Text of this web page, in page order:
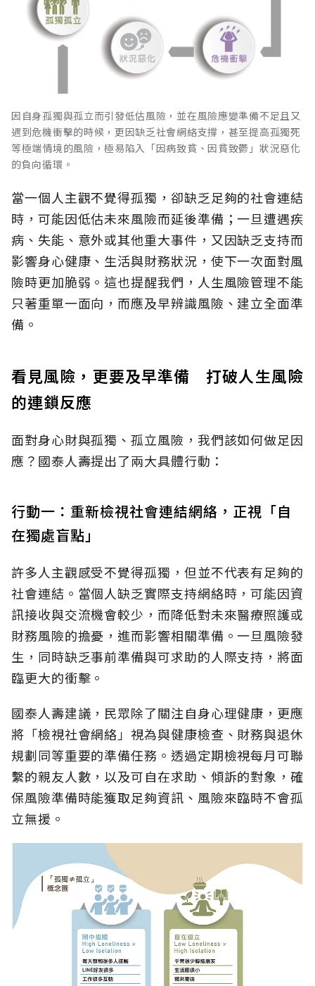
因自身孤獨與孤立而引發低估風險，並在風險應變準備不足且又
遇到危機衝擊的時候，更因缺乏社會網絡支撐，甚至提高孤獨死
等極端情境的風險，極易陷入「因病致貧、因貧致鬱」狀況惡化
的負向循環。
當一個人主觀不覺得孤獨，卻缺乏足夠的社會連結
時，可能因低估未來風險而延後準備；一旦遭遇疾
病、失能、意外或其他重大事件，又因缺乏支持而
影響身心健康、生活與財務狀況，使下一次面對風
險時更加脆弱。這也提醒我們，人生風險管理不能
只著重單一面向，而應及早辨識風險、建立全面準
備。
看見風險，更要及早準備 打破人生風險
的連鎖反應
面對身心財與孤獨、孤立風險，我們該如何做足因
應？國泰人壽提出了兩大具體行動：
行動一：重新檢視社會連結網絡，正視「自
在獨處盲點」
許多人主觀感受不覺得孤獨，但並不代表有足夠的
社會連結。當個人缺乏實際支持網絡時，可能因資
訊接收與交流機會較少，而降低對未來醫療照護或
財務風險的擔憂，進而影響相關準備。一旦風險發
生，同時缺乏事前準備與可求助的人際支持，將面
臨更大的衝擊。
國泰人壽建議，民眾除了關注自身心理健康，更應
將「檢視社會網絡」視為與健康檢查、財務與退休
規劃同等重要的準備任務。透過定期檢視每月可聯
繫的親友人數，以及可自在求助、傾訴的對象，確
保風險準備時能獲取足夠資訊、風險來臨時不會孤
立無援。